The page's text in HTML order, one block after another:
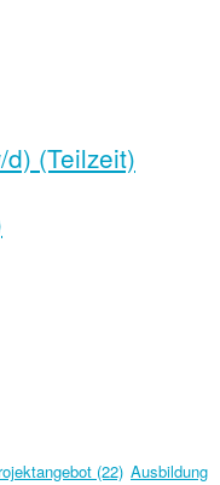
(Teilzeit)
(22) Ausbildung